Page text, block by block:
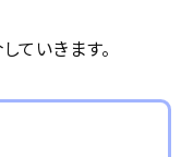
いきます。